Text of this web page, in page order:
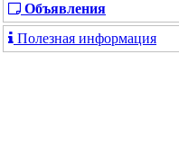
Объявления
Полезная информация